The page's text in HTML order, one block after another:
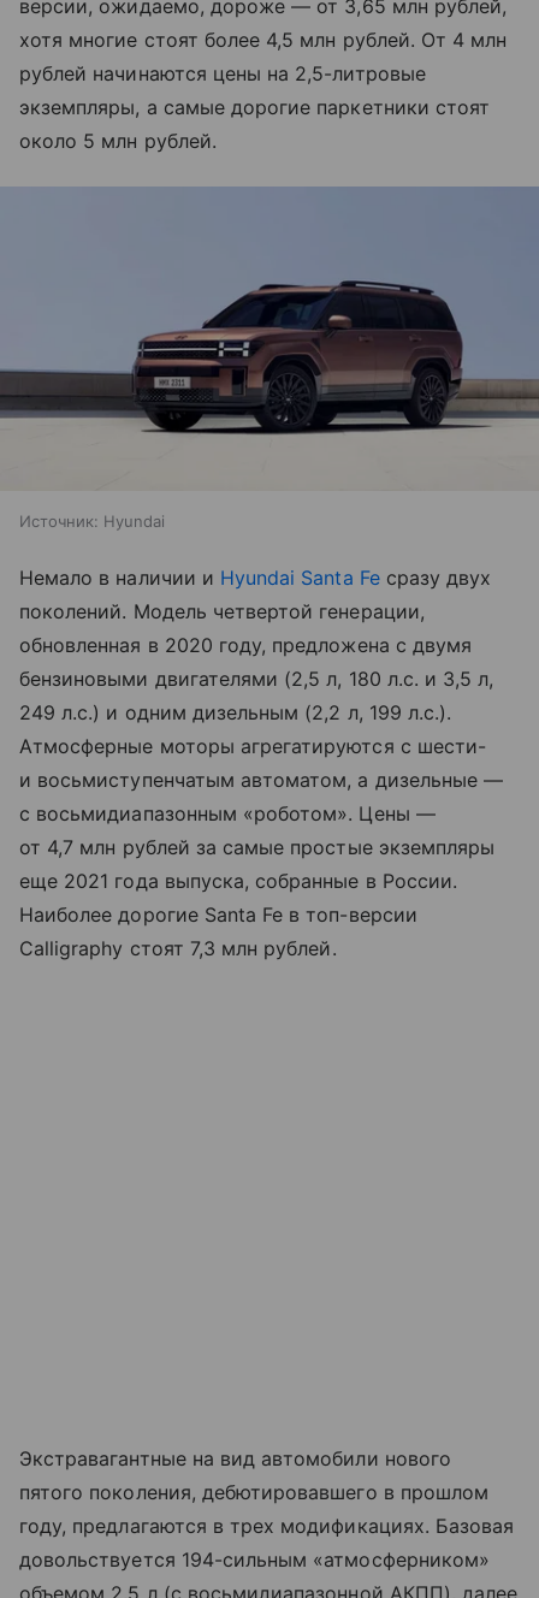
версии, ожидаемо, дороже — от 3,65 млн рублей,
хотя многие стоят более 4,5 млн рублей. От 4 млн
рублей начинаются цены на 2,5-литровые
экземпляры, а самые дорогие паркетники стоят
около 5 млн рублей.
Источник: Hyundai
Немало в наличии и Hyundai Santa Feсразу двух
поколений. Модель четвертой генерации,
обновленная в 2020 году, предложена с двумя
бензиновыми двигателями (2,5 л, 180 л.с. и 3,5 л,
249 л.с.) и одним дизельным (2,2 л, 199 л.с.).
Атмосферные моторы агрегатируются с шести-
и восьмиступенчатым автоматом, а дизельные —
с восьмидиапазонным «роботом». Цены —
от 4,7 млн рублей за самые простые экземпляры
еще 2021 года выпуска, собранные в России.
Наиболее дорогие Santa Fe в топ-версии
Calligraphy стоят 7,3 млн рублей.
Экстравагантные на вид автомобили нового
пятого поколения, дебютировавшего в прошлом
году, предлагаются в трех модификациях. Базовая
довольствуется 194-сильным «атмосферником»
объемом 2,5 л (с восьмидиапазонной АКПП), далее